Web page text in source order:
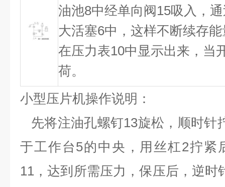
油池8中经单向阀15吸入，
大活塞6中，这样不断续存
在压力表10中显示出来，当
荷。
小型压片机操作说明：
先将注油孔螺钉13旋松，顺时针
于工作台5的中央，用丝杠2拧紧
11，达到所需压力，保压后，逆时